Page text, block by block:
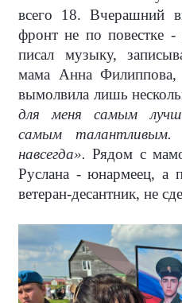
всего 18. Вчерашний
фронт не по повестке
писал музыку,
мама Анна Филиппова,
вымолвила лишь
для меня самым
самым
навсегда». Рядом с
Руслана - юнармеец, а
ветеран-десантник, не